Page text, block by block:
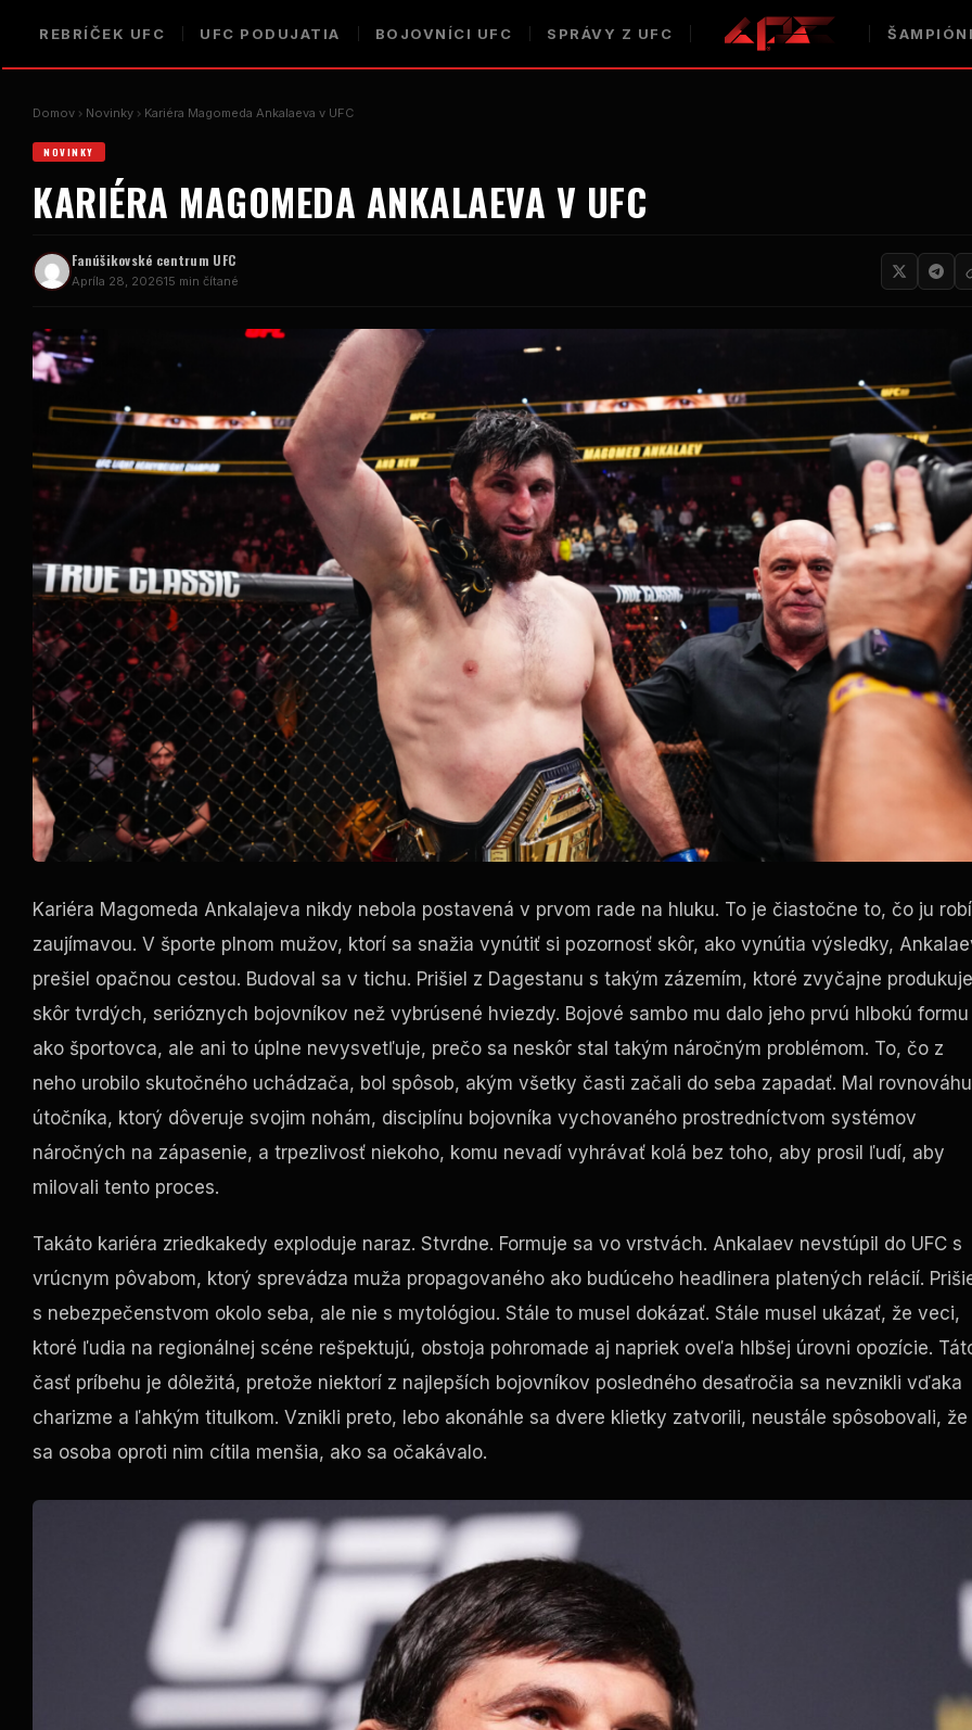
REBRÍČEK UFC UFC PODUJATIA BOJOVNÍCI UFC SPRÁVY Z UFC
Domov Novinky Kariéra Magomeda Ankalaeva v UFC
NOVINKY
KARIÉRA MAGOMEDA ANKALAEVA V UFC
Fanúšikovské centrum UFC
Apríla 28, 202615 min čítané
Kariéra Magomeda Ankalajeva nikdy nebola postavená v prvom rade na hluku. To je čiastočne to, čo ju robí
zaujímavou. V športe plnom mužov, ktorí sa snažia vynútiť si pozornosť skôr, ako vynútia výsledky,
prešiel opačnou cestou. Budoval sa v tichu. Prišiel z Dagestanu s takým zázemím, ktoré zvyčajne produkuje
skôr tvrdých, serióznych bojovníkov než vybrúsené hviezdy. Bojové sambo mu dalo jeho prvú hlbokú formu
ako športovca, ale ani to úplne nevysvetľuje, prečo sa neskôr stal takým náročným problémom. To, čo z
neho urobilo skutočného uchádzača, bol spôsob, akým všetky časti začali do seba zapadať. Mal rovnováhu
útočníka, ktorý dôveruje svojim nohám, disciplínu bojovníka vychovaného prostredníctvom systémov
náročných na zápasenie, a trpezlivosť niekoho, komu nevadí vyhrávať kolá bez toho, aby prosil ľudí, aby
milovali tento proces.
Takáto kariéra zriedkakedy exploduje naraz. Stvrdne. Formuje sa vo vrstvách. Ankalaev nevstúpil do UFC s
vrúcnym pôvabom, ktorý sprevádza muža propagovaného ako budúceho headlinera platených relácií.
s nebezpečenstvom okolo seba, ale nie s mytológiou. Stále to musel dokázať. Stále musel ukázať, že veci,
ktoré ľudia na regionálnej scéne rešpektujú, obstoja pohromade aj napriek oveľa hlbšej úrovni opozície.
časť príbehu je dôležitá, pretože niektorí z najlepších bojovníkov posledného desaťročia sa nevznikli vďaka
charizme a ľahkým titulkom. Vznikli preto, lebo akonáhle sa dvere klietky zatvorili, neustále spôsobovali, že
sa osoba oproti nim cítila menšia, ako sa očakávalo.